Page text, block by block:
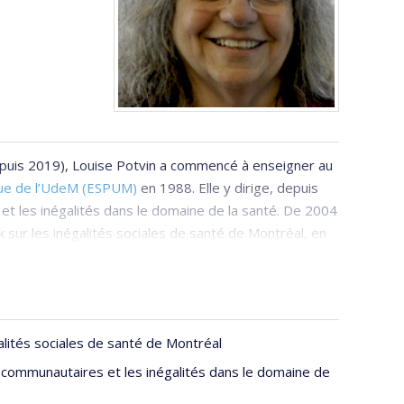
2019), Louise Potvin a commencé à enseigner au
de l’UdeM (ESPUM) en 1988. Elle y dirige, depuis
les inégalités dans le domaine de la santé. De 2004
les inégalités sociales de santé de Montréal, en
en santé communautaire, Louise Potvin mène
publique dans le but de réduire les inégalités de
et dans le monde, notamment ses nombreuses
Pierre-Dansereau 2017, du Prix Chercheur pionnier
sociales de santé de Montréal
et les inégalités dans le domaine de